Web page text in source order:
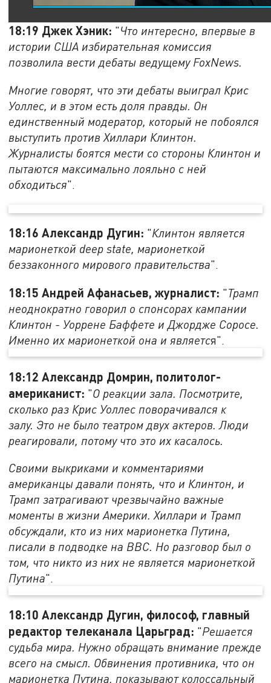
18:19 Джек Хэник: "Что интересно, впервые в
истории США избирательная комиссия
позволила вести дебаты ведущему FoxNews.
Многие говорят, что эти дебаты выиграл Крис
Уоллес, и в этом есть доля правды. Он
единственный модератор, который не побоялся
выступить против Хиллари Клинтон.
Журналисты боятся мести со стороны Клинтон и
пытаются максимально лояльно с ней
обходиться".
18:16 Александр Дугин: "Клинтон является
марионеткой deep state, марионеткой
беззаконного мирового правительства".
18:15 Андрей Афанасьев, журналист: "Трамп
неоднократно говорил о спонсорах кампании
Клинтон - Уоррене Баффете и Джордже Соросе.
Именно их марионеткой она и является".
18:12 Александр Домрин, политолог-
американист: "О реакции зала. Посмотрите,
сколько раз Крис Уоллес поворачивался к
залу. Это не было театром двух актеров. Люди
реагировали, потому что это их касалось.
Своими выкриками и комментариями
американцы давали понять, что и Клинтон, и
Трамп затрагивают чрезвычайно важные
моменты в жизни Америки. Хиллари и Трамп
обсуждали, кто из них марионетка Путина,
писали в подводке на BBC. Но разговор был о
том, что никто из них не является марионеткой
Путина".
18:10 Александр Дугин, философ, главный
редактор телеканала Царьград: "Решается
судьба мира. Нужно обращать внимание прежде
всего на смысл. Обвинения противника, что он
марионетка Путина, показывают колоссальный